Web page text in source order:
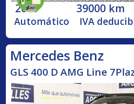
2019 39000 km
Automático IVA
Mercedes Benz
GLS 400 D AMG Line